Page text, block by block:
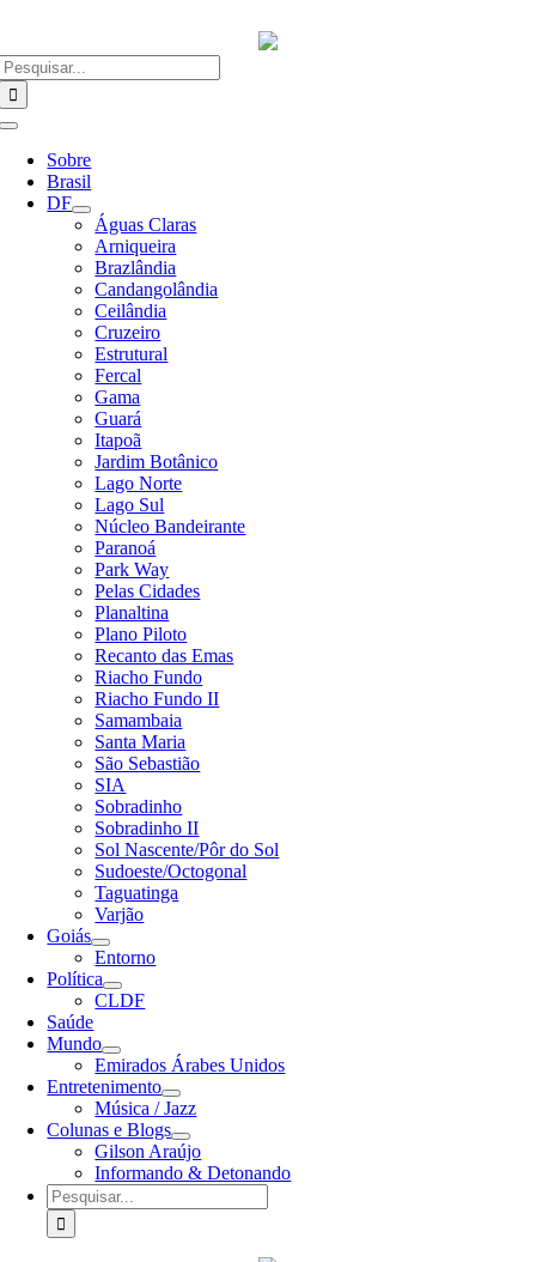
o
conteúdo
Alternar
Navegação
Sobre
Brasil
DF
Águas Claras
Arniqueira
Brazlândia
Candangolândia
Ceilândia
Cruzeiro
Estrutural
Fercal
Gama
Guará
Itapoã
Jardim Botânico
Lago Norte
Lago Sul
Núcleo Bandeirante
Paranoá
Park Way
Pelas Cidades
Planaltina
Plano Piloto
Recanto das Emas
Riacho Fundo
Riacho Fundo II
Samambaia
Santa Maria
São Sebastião
SIA
Sobradinho
Sobradinho II
Sol Nascente/Pôr do Sol
Sudoeste/Octogonal
Taguatinga
Varjão
Goiás
Entorno
Política
CLDF
Saúde
Mundo
Emirados Árabes Unidos
Entretenimento
Música / Jazz
Colunas e Blogs
Gilson Araújo
Informando & Detonando
Buscar
resultados
para: